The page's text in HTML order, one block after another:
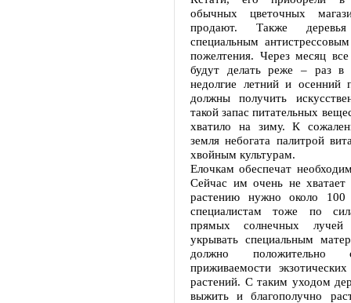
обычных цветочных
продают. Также деревья
специальным
пожелтения. Через месяц
будут делать реже – раз в
недолгие летний и осенний
должны получить
такой запас питательных
хватило на зиму. К
земля небогата палитрой
хвойным культурам.
Елочкам обеспечат
Сейчас им очень не
растению нужно около
специалистам тоже по
прямых солнечных лучей
укрывать специальным
должно положительно
приживаемости
растений. С таким уходом
выжить и благополучно